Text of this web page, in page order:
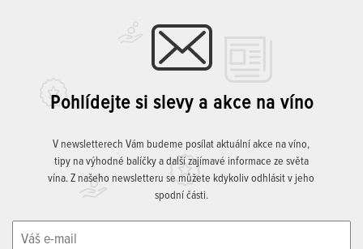
Pohlídejte si slevy a akce na víno
V newsletterech Vám budeme posílat aktuální akce na víno,
tipy na výhodné balíčky a další zajímavé informace ze světa
vína. Z našeho newsletteru se můžete kdykoliv odhlásit v jeho
spodní části.